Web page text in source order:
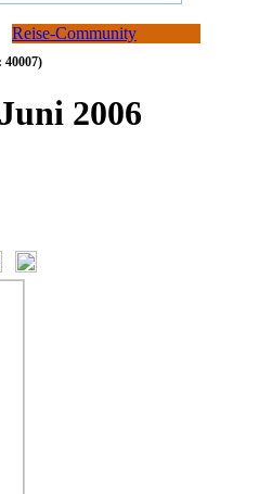
Reise-Community
40007)
2006